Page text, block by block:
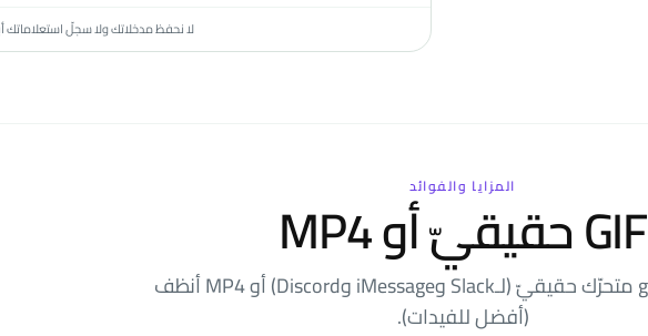
لا نحفظ مدخلاتك ولا سجلّ استعلاماتك
المزايا والفوائد GIF حقيقيّ أو MP4
اختر بين ملفّ .gif متحرّك حقيقيّ (لـSlack وiMessage وDiscord) أو MP4 أنظف
(أفضل للفيدات).